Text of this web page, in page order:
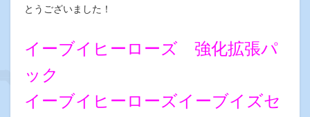
とうございました！
イーブイヒーローズ 強化拡張パ
ック
イーブイヒーローズイーブイズセ